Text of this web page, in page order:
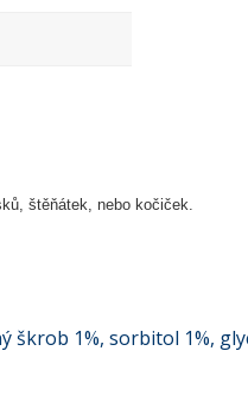
štěňátek, nebo kočiček.
škrob 1%, sorbitol 1%,